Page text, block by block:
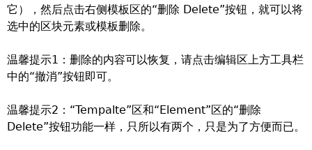
它），然后点击右侧模板区的“删除 Delete”按钮，就可以将
选中的区块元素或模板删除。
温馨提示1：删除的内容可以恢复，请点击编辑区上方工具栏
中的“撤消”按钮即可。
温馨提示2：“Tempalte”区和“Element”区的“删除
Delete”按钮功能一样，只所以有两个，只是为了方便而已。